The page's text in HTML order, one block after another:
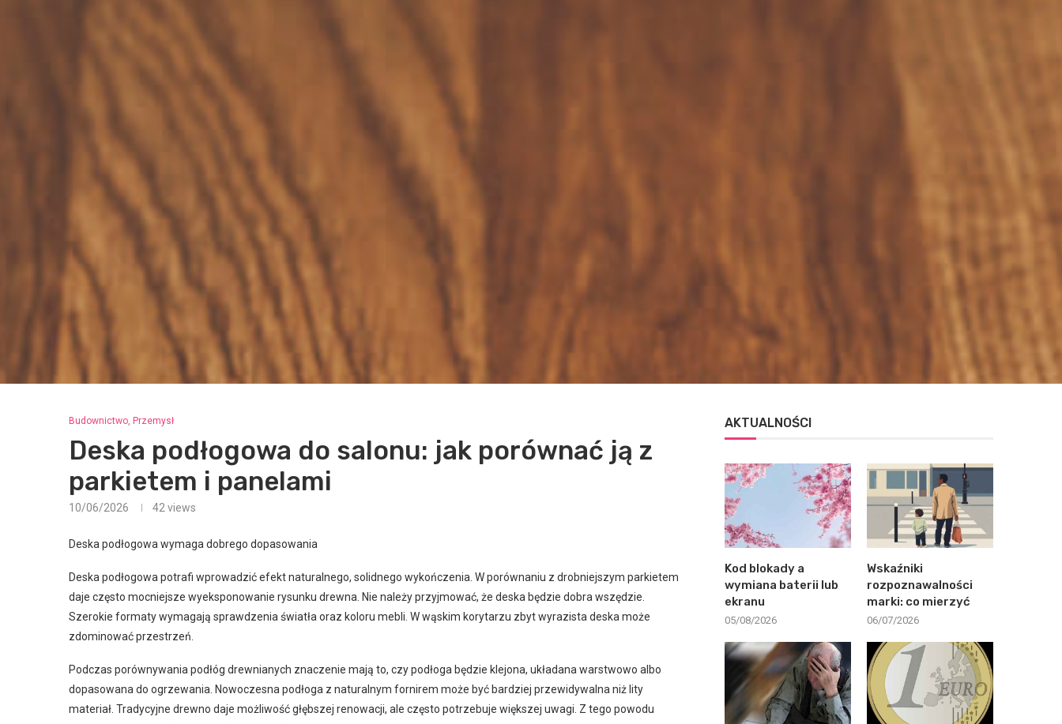
Budownictwo, Przemysł
Deska podłogowa do salonu: jak porównać ją z
parkietem i panelami
10/06/2026 42 views
Deska podłogowa wymaga dobrego dopasowania
Deska podłogowa potrafi wprowadzić efekt naturalnego, solidnego wykończenia. W porównaniu z drobniejszym parkietem
daje często mocniejsze wyeksponowanie rysunku drewna. Nie należy przyjmować, że deska będzie dobra wszędzie.
Szerokie formaty wymagają sprawdzenia światła oraz koloru mebli. W wąskim korytarzu zbyt wyrazista deska może
zdominować przestrzeń.
Podczas porównywania podłóg drewnianych znaczenie mają to, czy podłoga będzie klejona, układana warstwowo albo
dopasowana do ogrzewania. Nowoczesna podłoga z naturalnym fornirem może być bardziej przewidywalna niż lity
materiał. Tradycyjne drewno daje możliwość głębszej renowacji, ale często potrzebuje większej uwagi. Z tego powodu
AKTUALNOŚCI
Kod blokady a
wymiana baterii lub
ekranu
05/08/2026
Wskaźniki
rozpoznawalności
marki: co mierzyć
06/07/2026